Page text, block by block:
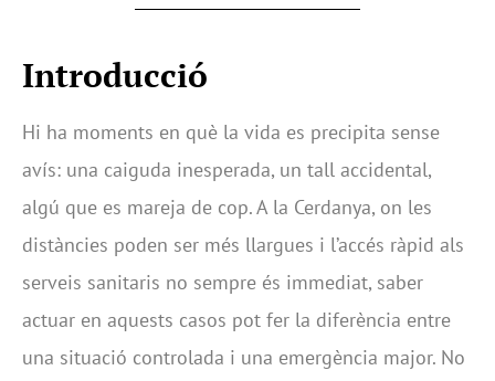
Introducció
Hi ha moments en què la vida es precipita sense
avís: una caiguda inesperada, un tall accidental,
algú que es mareja de cop. A la Cerdanya, on les
distàncies poden ser més llargues i l’accés ràpid als
serveis sanitaris no sempre és immediat, saber
actuar en aquests casos pot fer la diferència entre
una situació controlada i una emergència major. No